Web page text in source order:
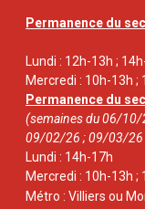
Permanence du
Lundi : 12h-13h ;
Mercredi : 10h-13h ;
Permanence du
(semaines du 06/
09/02/26 ; 09/03/
Lundi : 14h-17h
Mercredi : 10h-13h ;
Métro : Villiers ou